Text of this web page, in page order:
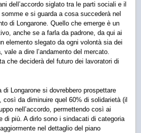
dell’accordo siglato tra le parti sociali e il
e si guarda a cosa succederà nel
di Longarone. Quello che emerge è un
anche se a farla da padrone, da qui ai
elemento slegato da ogni volontà sia dei
vale a dire l’andamento del mercato.
che deciderà del futuro dei lavoratori di
di Longarone si dovrebbero prospettare
da diminuire quel 60% di solidarietà (il
nell’accordo, permettendo così ai
di più. A dirlo sono i sindacati di categoria
nel dettaglio del piano